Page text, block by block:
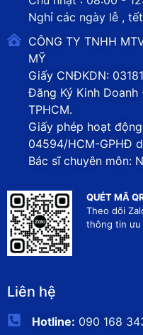
Nghỉ các ngày lễ ,
CÔNG TY TNHH
MỸ
Giấy CNĐKDN:
Đăng Ký Kinh
TPHCM.
Giấy phép hoạt
04594/HCM-GPHĐ
Bác sĩ chuyên môn:
QUÉT MÃ
Theo dõi
thông tin ưu
Liên hệ
Hotline: 090 168